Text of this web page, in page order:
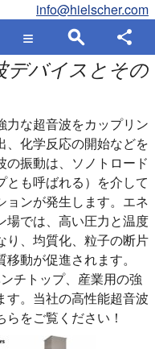
info@hielscher.com
デバイスとその
力な超音波をカップリン
、化学反応の開始などを
振動は、ソノトロード
とも呼ばれる）を介して
ョンが発生します。エネ
場では、高い圧力と温度
り、均質化、粒子の断片
動が促進されます。
チトップ、産業用の強
す。当社の高性能超音波
をご覧ください！